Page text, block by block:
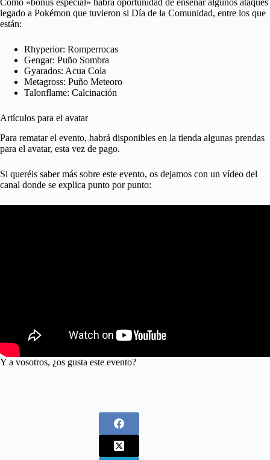
Como «bonus especial» habrá oportunidad de enseñar algunos ataques
legado a Pokémon que tuvieron si Día de la Comunidad, entre los que
están:
Rhyperior: Romperrocas
Gengar: Puño Sombra
Gyarados: Acua Cola
Metagross: Puño Meteoro
Talonflame: Calcinación
Artículos para el avatar
Para rematar el evento, habrá disponibles en la tienda algunas prendas
para el avatar, esta vez de pago.
Si queréis saber más sobre este evento, os dejamos con un vídeo del
canal donde se explica punto por punto:
Y a vosotros, ¿os gusta este evento?